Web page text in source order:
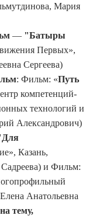
Мария
— "Батыры
Первых»,
Сергеева)
: Фильм: «Путь
компетенций-
технологий и
Александрович)
Казань,
и Фильм:
Анатольевна
тему,